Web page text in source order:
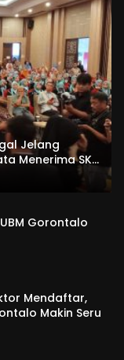
Jelang
Menerima SKL
Gorontalo
Mendaftar,
Makin Seru